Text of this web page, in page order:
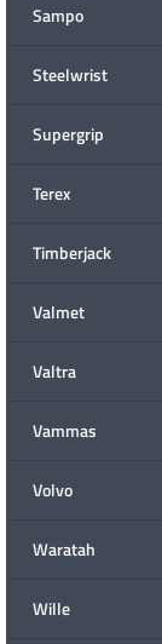
Sampo
Steelwrist
Supergrip
Terex
Timberjack
Valmet
Valtra
Vammas
Volvo
Waratah
Wille